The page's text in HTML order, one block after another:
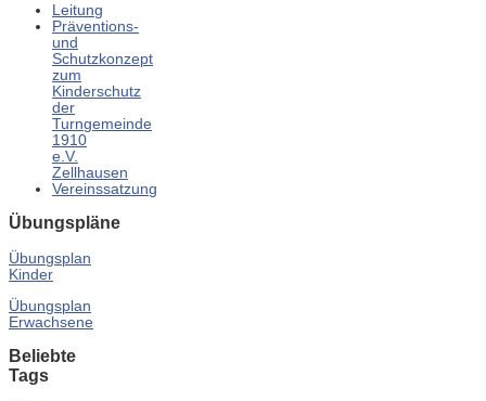
Leitung
Präventions-
und
Schutzkonzept
zum
Kinderschutz
der
Turngemeinde
1910
e.V.
Zellhausen
Vereinssatzung
Übungspläne
Übungsplan
Kinder
Übungsplan
Erwachsene
Beliebte
Tags